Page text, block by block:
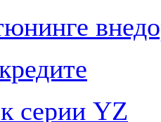
серии YZ